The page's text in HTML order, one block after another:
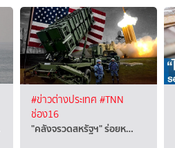
#ข่าวต่างประเทศ #TNN
ช่อง16
"คลังจรวดสหรัฐฯ" ร่อยห…